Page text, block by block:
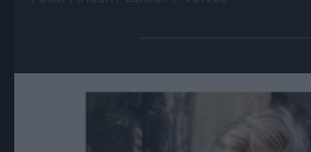
Jön még kép!